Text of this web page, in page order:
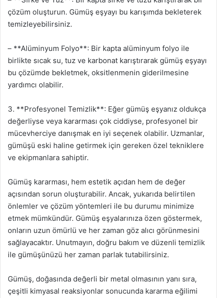
çözüm oluşturun. Gümüş eşyayı bu karışımda bekleterek
temizleyebilirsiniz.
– **Alüminyum Folyo**: Bir kapta alüminyum folyo ile
birlikte sıcak su, tuz ve karbonat karıştırarak gümüş eşyayı
bu çözümde bekletmek, oksitlenmenin giderilmesine
yardımcı olabilir.
3. **Profesyonel Temizlik**: Eğer gümüş eşyanız oldukça
değerliyse veya kararması çok ciddiyse, profesyonel bir
mücevherciye danışmak en iyi seçenek olabilir. Uzmanlar,
gümüşü eski haline getirmek için gereken özel tekniklere
ve ekipmanlara sahiptir.
Gümüş kararması, hem estetik açıdan hem de değer
açısından sorun oluşturabilir. Ancak, yukarıda belirtilen
önlemler ve çözüm yöntemleri ile bu durumu minimize
etmek mümkündür. Gümüş eşyalarınıza özen göstermek,
onların uzun ömürlü ve her zaman göz alıcı görünmesini
sağlayacaktır. Unutmayın, doğru bakım ve düzenli temizlik
ile gümüşünüzü her zaman parlak tutabilirsiniz.
Gümüş, doğasında değerli bir metal olmasının yanı sıra,
çeşitli kimyasal reaksiyonlar sonucunda kararma eğilimi